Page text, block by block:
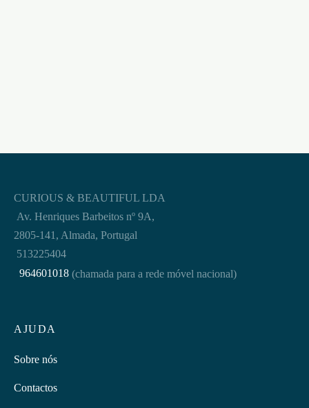
AJUDA
Sobre nós
Contactos
CURIOUS & BEAUTIFUL LDA
Av. Henriques Barbeitos nº 9A,
2805-141, Almada, Portugal
513225404
964601018 (chamada para a rede móvel nacional)